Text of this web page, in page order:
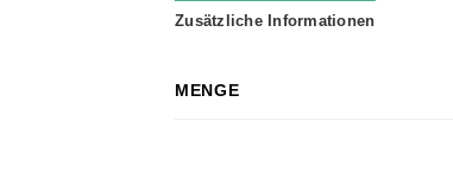
Zusätzliche Informationen
MENGE